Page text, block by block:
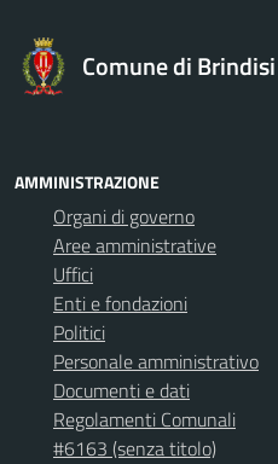
Comune di Brindisi
AMMINISTRAZIONE
Organi di governo
Aree amministrative
Uffici
Enti e fondazioni
Politici
Personale amministrativo
Documenti e dati
Regolamenti Comunali
#6163 (senza titolo)